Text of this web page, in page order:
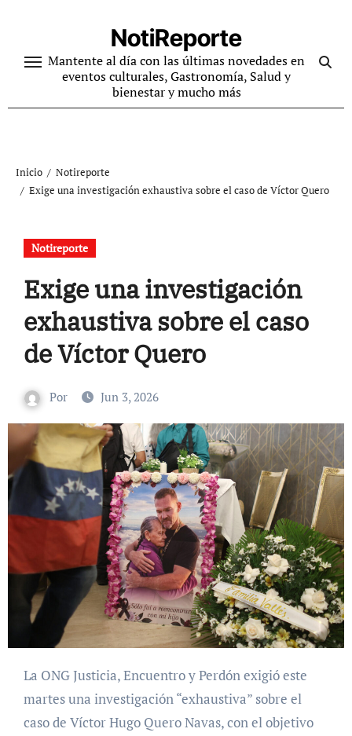
contenido
NotiReporte
Mantente al día con las últimas novedades en
eventos culturales, Gastronomía, Salud y
bienestar y mucho más
Inicio
Notireporte
Exige una investigación exhaustiva sobre el caso de Víctor Quero
Notireporte
Exige una investigación
exhaustiva sobre el caso
de Víctor Quero
Por Jun 3, 2026
La ONG Justicia, Encuentro y Perdón exigió este
martes una investigación “exhaustiva” sobre el
caso de Víctor Hugo Quero Navas, con el objetivo